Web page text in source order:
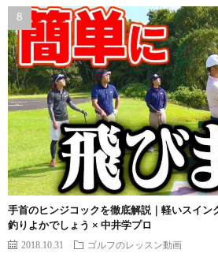
手首のヒンジコックを徹底解説｜軽いスイン
釣りよかでしょう × 中井学プロ
2018.10.31 ゴルフのレッスン動画